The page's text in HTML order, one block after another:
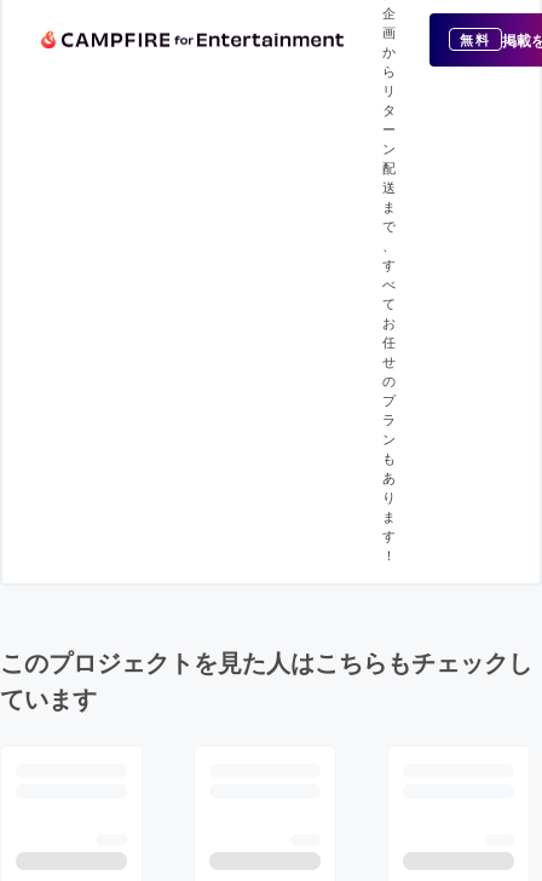
企
画
か
ら
リ
タ
ー
ン
配
送
ま
で
す
べ
て
お
任
せ
の
プ
ラ
ン
も
あ
り
ま
す
！
無料 掲載
このプロジェクトを見た人はこちらもチェックし
ています